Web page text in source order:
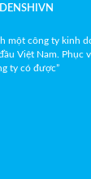
một công ty kinh
Việt Nam. Phục
ty có được”